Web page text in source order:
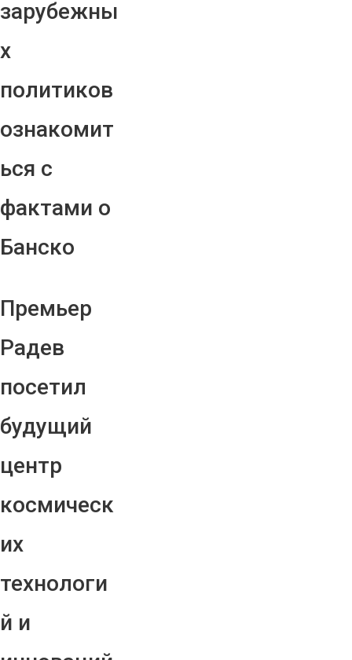
зарубежны
х
политиков
ознакомит
ься с
фактами о
Банско
Премьер
Радев
посетил
будущий
центр
космическ
их
технологи
й и